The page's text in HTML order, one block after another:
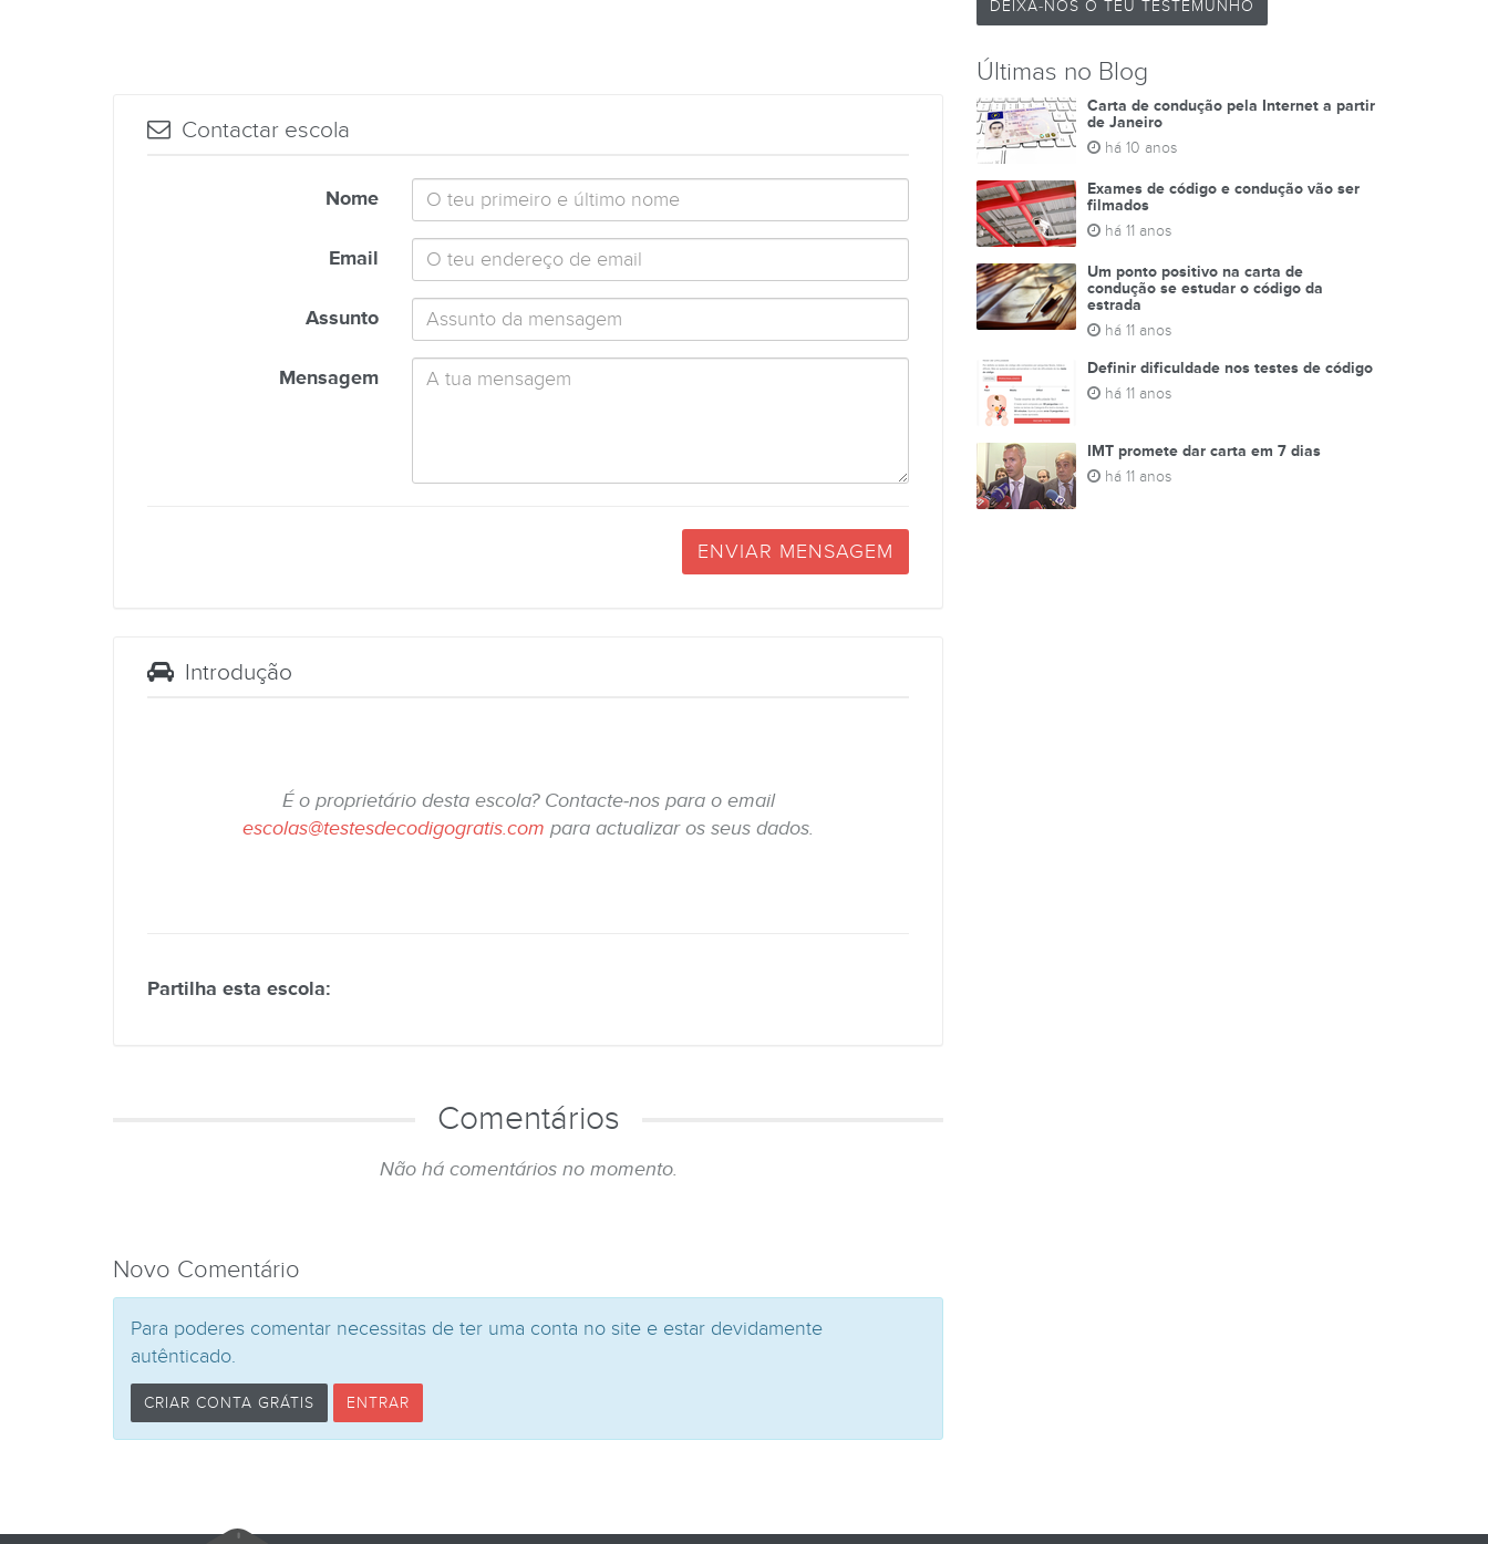
Contactar escola
Nome
Email
Assunto
Mensagem
ENVIAR MENSAGEM
Introdução
É o proprietário desta escola? Contacte-nos para o email
escolas@testesdecodigogratis.com para actualizar os seus dados.
Partilha esta escola:
Comentários
Não há comentários no momento.
Novo Comentário
Para poderes comentar necessitas de ter uma conta no site e estar devidamente
autênticado.
CRIAR CONTA GRÁTIS ENTRAR
DEIXA-NOS O TEU TESTEMUNHO
Últimas no Blog
Carta de condução pela Internet a partir
de Janeiro
há 10 anos
Exames de código e condução vão ser
filmados
há 11 anos
Um ponto positivo na carta de
condução se estudar o código da
estrada
há 11 anos
Definir dificuldade nos testes de código
há 11 anos
IMT promete dar carta em 7 dias
há 11 anos